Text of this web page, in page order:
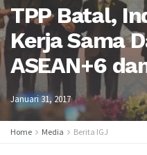
TPP Batal,
Kerja Sama
ASEAN+6
Januari 31, 2017
Home Media Berita IGJ